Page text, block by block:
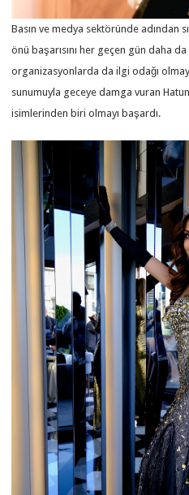
Basın ve medya sektöründe adından
önü başarısını her geçen gün daha da
organizasyonlarda da ilgi odağı
sunumuyla geceye damga vuran
isimlerinden biri olmayı başardı.